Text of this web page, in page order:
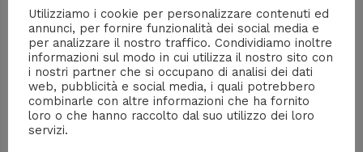
Rem ridi culus phare tra eli gendi labore nulla
expli cabo sem! Modi ipsa, dolores cupidi.
View More
Utilizziamo i cookie per personalizzare contenuti ed
annunci, per fornire funzionalità dei social media e
per analizzare il nostro traffico. Condividiamo inoltre
informazioni sul modo in cui utilizza il nostro sito con
i nostri partner che si occupano di analisi dei dati
web, pubblicità e social media, i quali potrebbero
combinarle con altre informazioni che ha fornito
loro o che hanno raccolto dal suo utilizzo dei loro
servizi.